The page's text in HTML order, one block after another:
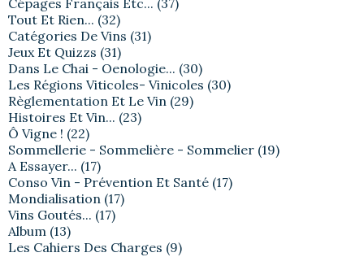
Tout Et Rien... (32)
Catégories De Vins (31)
Jeux Et Quizzs (31)
Dans Le Chai - Oenologie... (30)
Les Régions Viticoles- Vinicoles (30)
Règlementation Et Le Vin (29)
Histoires Et Vin... (23)
Ô Vigne ! (22)
Sommellerie - Sommelière - Sommelier (19)
A Essayer... (17)
Conso Vin - Prévention Et Santé (17)
Mondialisation (17)
Vins Goutés... (17)
Album (13)
Les Cahiers Des Charges (9)